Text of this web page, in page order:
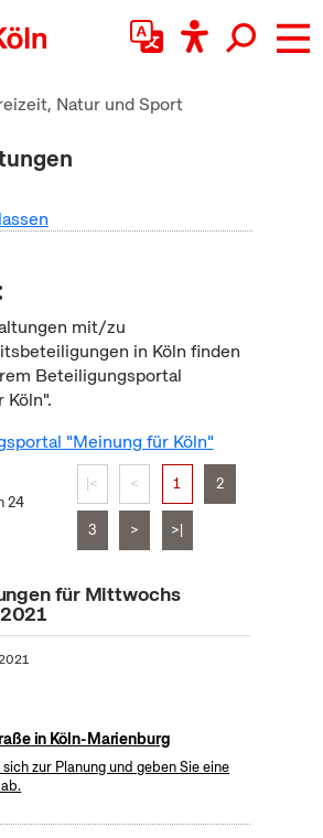
Natur und Sport
mit/zu
in Köln finden
Beteiligungsportal
Köln".
"Meinung für Köln"
24
|< < 1 2
3 > >|
für Mittwochs
in Köln-Marienburg
zur Planung und geben Sie eine